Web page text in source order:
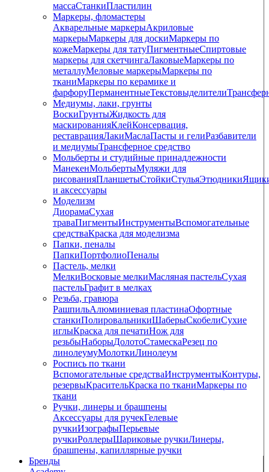
массаСтанкиПластилин
Маркеры, фломастеры
Акварельные маркерыАкриловые
маркерыМаркеры для доскиМаркеры по
кожеМаркеры для татуПигментныеCпиртовые
маркеры для скетчингаЛаковыеМаркеры по
металлуМеловые маркерыМаркеры по
тканиМаркеры по керамике и
фарфоруПерманентныеТекстовыделители
Медиумы, лаки, грунты
ВоскиГрунтыЖидкость для
маскированияКлейКонсервация,
реставрацияЛакиМаслаПасты и гелиРазбавители
и медиумыТрансферное средство
Мольберты и студийные принадлежности
МанекенМольбертыМуляжи для
рисованияПланшетыСтойкиСтульяЭтюдники
и аксессуары
Моделизм
ДиорамаСухая
траваПигментыИнструментыВспомогательные
средстваКраска для моделизма
Папки, пеналы
ПапкиПортфолиоПеналы
Пастель, мелки
МелкиВосковые мелкиМасляная пастельСухая
пастельГрафит в мелках
Резьба, гравюра
РашпильАлюминиевая пластинаОфортные
станкиПолировальникиШаберыСкобелиСухие
иглыКраска для печатиНож для
резьбыНаборыДолотоСтамескаРезец по
линолеумуМолоткиЛинолеум
Роспись по ткани
Вспомогательные средстваИнструментыКонтуры,
резервыКрасительКраска по тканиМаркеры по
ткани
Ручки, линеры и брашпены
Аксессуары для ручекГелевые
ручкиИзографыПерьевые
ручкиРоллерыШариковые ручкиЛинеры,
брашпены, капиллярные ручки
Бренды